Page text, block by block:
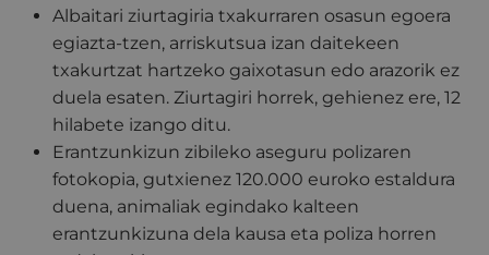
Albaitari ziurtagiria txakurraren osasun egoera
egiazta-tzen, arriskutsua izan daitekeen
txakurtzat hartzeko gaixotasun edo arazorik ez
duela esaten. Ziurtagiri horrek, gehienez ere, 12
hilabete izango ditu.
Erantzunkizun zibileko aseguru polizaren
fotokopia, gutxienez 120.000 euroko estaldura
duena, animaliak egindako kalteen
erantzunkizuna dela kausa eta poliza horren